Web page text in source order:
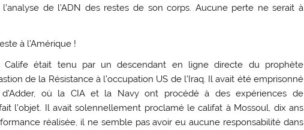
de l’ADN des restes de son corps. Aucune perte ne serait à
à l’Amérique !
était tenu par un descendant en ligne directe du prophète
de la Résistance à l’occupation US de l’Iraq. Il avait été emprisonné
où la CIA et la Navy ont procédé à des expériences de
l’objet. Il avait solennellement proclamé le califat à Mossoul, dix ans
réalisée, il ne semble pas avoir eu aucune responsabilité dans